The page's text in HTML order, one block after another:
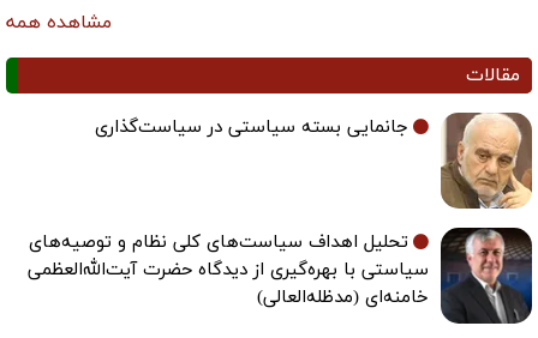
مشاهده همه
مقالات
جانمایی بسته سیاستی در سیاست‌گذاری
تحلیل اهداف سیاست‌های کلی نظام و توصیه‌های
سیاستی با بهره‌گیری از دیدگاه حضرت آیت‌الله‌العظمی
خامنه‌ای (مدظله‌العالی)